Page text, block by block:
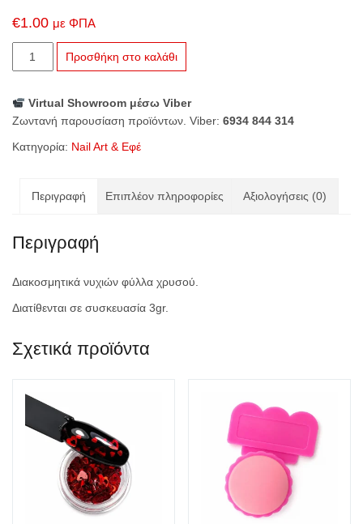
€1.00 με ΦΠΑ
Φύλλα
Χρυσού
Metal
ποσότητα
Προσθήκη στο καλάθι
Virtual Showroom μέσω Viber
Ζωντανή παρουσίαση προϊόντων. Viber: 6934 844 314
Κατηγορία: Nail Art & Εφέ
Περιγραφή Επιπλέον πληροφορίες Αξιολογήσεις (0)
Περιγραφή
Διακοσμητικά νυχιών φύλλα χρυσού.
Διατίθενται σε συσκευασία 3gr.
Σχετικά προϊόντα